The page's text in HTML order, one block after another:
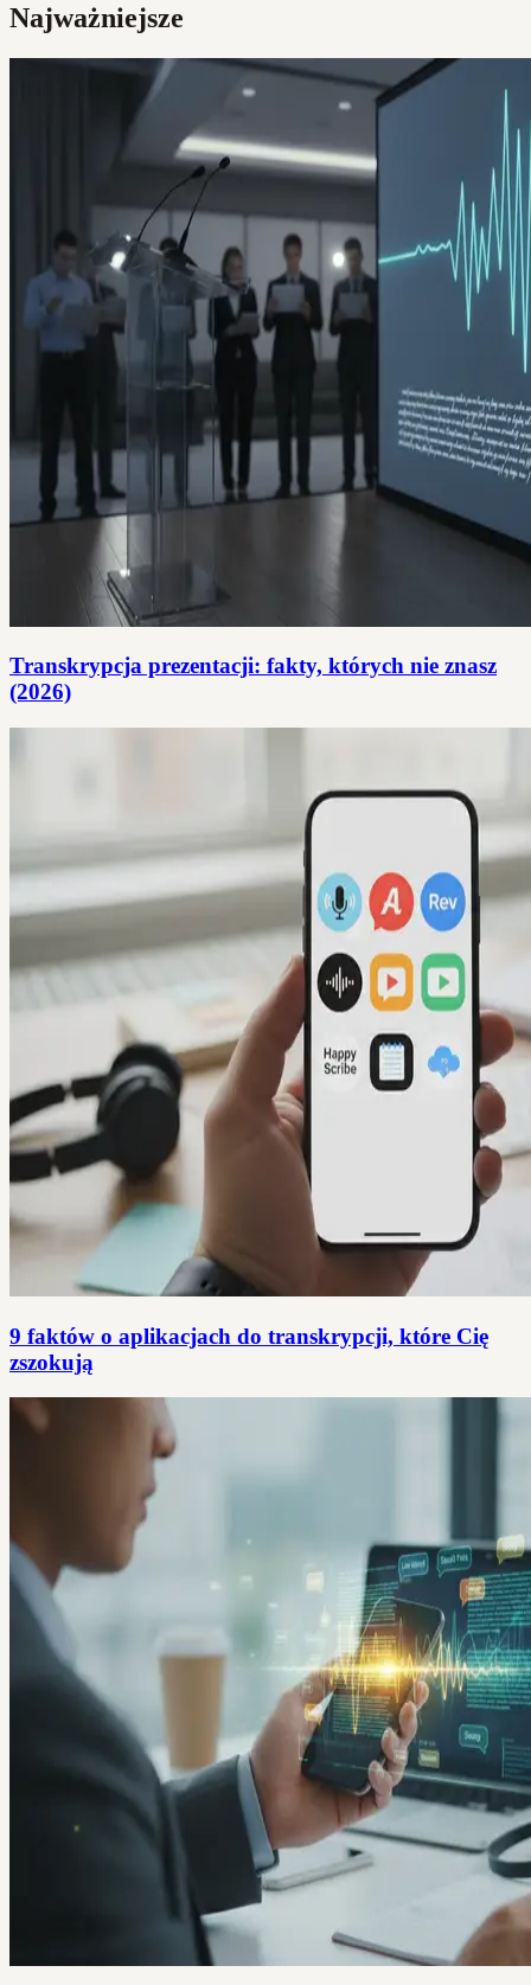
Najważniejsze
Transkrypcja prezentacji: fakty, których nie znasz
(2026)
9 faktów o aplikacjach do transkrypcji, które Cię
zszokują